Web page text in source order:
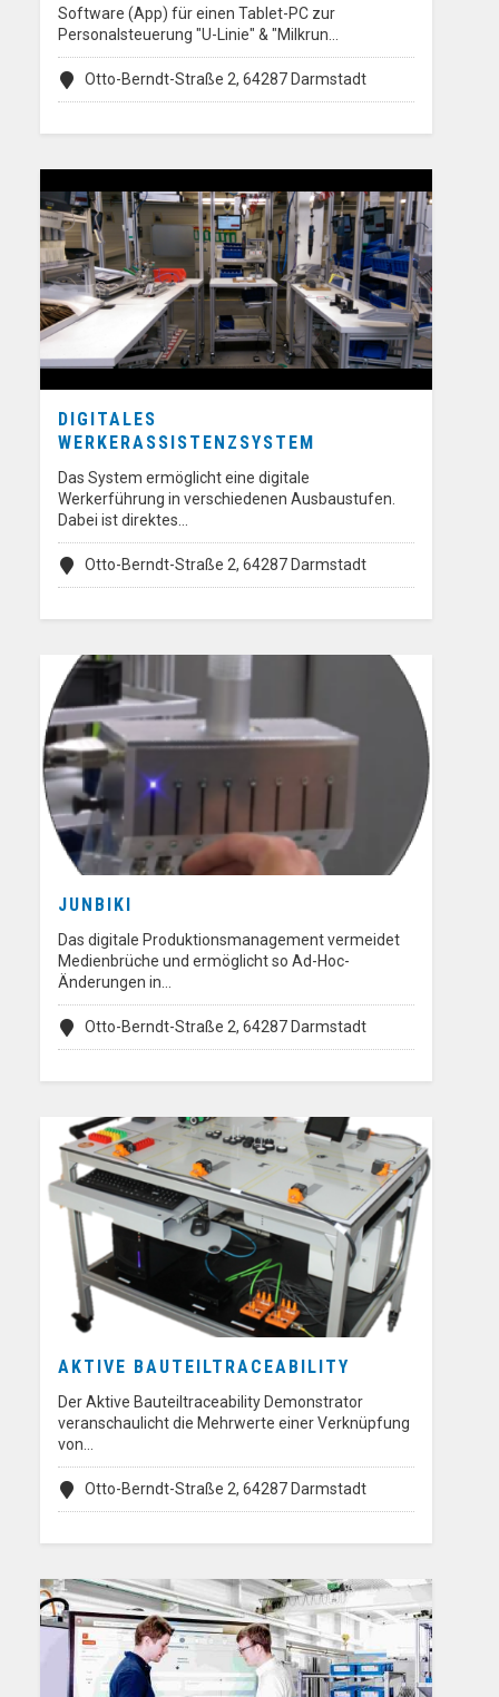
Software (App) für einen Tablet-PC zur
Personalsteuerung "U-Linie" & "Milkrun…
Otto-Berndt-Straße 2, 64287 Darmstadt
DIGITALES
WERKERASSISTENZSYSTEM
Das System ermöglicht eine digitale
Werkerführung in verschiedenen Ausbaustufen.
Dabei ist direktes…
Otto-Berndt-Straße 2, 64287 Darmstadt
JUNBIKI
Das digitale Produktionsmanagement vermeidet
Medienbrüche und ermöglicht so Ad-Hoc-
Änderungen in…
Otto-Berndt-Straße 2, 64287 Darmstadt
AKTIVE BAUTEILTRACEABILITY
Der Aktive Bauteiltraceability Demonstrator
veranschaulicht die Mehrwerte einer Verknüpfung
von…
Otto-Berndt-Straße 2, 64287 Darmstadt